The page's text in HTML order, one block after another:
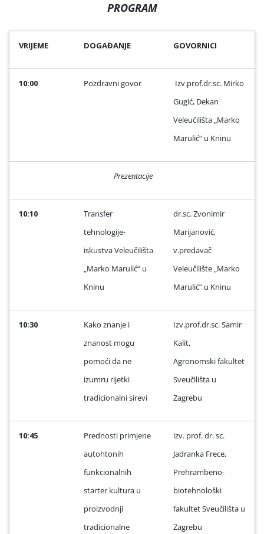
PROGRAM
VRIJEME DOGAĐANJE GOVORNICI
10:00 Pozdravni govor
Izv.prof.dr.sc. Mirko
Gugić, Dekan
Veleučilišta „Marko
Marulić“ u Kninu
Prezentacije
10:10
Transfer
tehnologije-
iskustva Veleučilišta
„Marko Marulić“ u
Kninu
dr.sc. Zvonimir
Marijanović,
v.predavač
Veleučilište „Marko
Marulić“ u Kninu
10:30
Kako znanje i
znanost mogu
pomoći da ne
izumru rijetki
tradicionalni sirevi
Izv.prof.dr.sc. Samir
Kalit,
Agronomski fakultet
Sveučilišta u
Zagrebu
10:45
Prednosti primjene
autohtonih
funkcionalnih
starter kultura u
proizvodnji
tradicionalne
izv. prof. dr. sc.
Jadranka Frece,
Prehrambeno-
biotehnološki
fakultet Sveučilišta u
Zagrebu